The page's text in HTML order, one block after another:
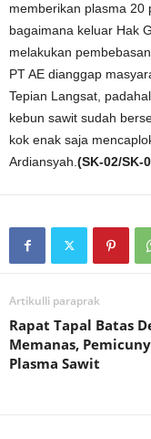
memberikan plasma 20
bagaimana keluar Hak
melakukan
PT AE dianggap
Tepian Langsat,
kebun sawit sudah
kok enak saja
Ardiansyah. (SK-02/SK-
Artikulli paraprak
Rapat Tapal Batas
Memanas,
Plasma Sawit